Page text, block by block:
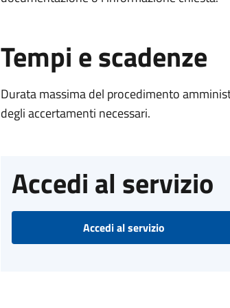
Tempi e scadenze
Durata massima del procedimento
degli accertamenti necessari.
Accedi al servizio
Accedi al servizio